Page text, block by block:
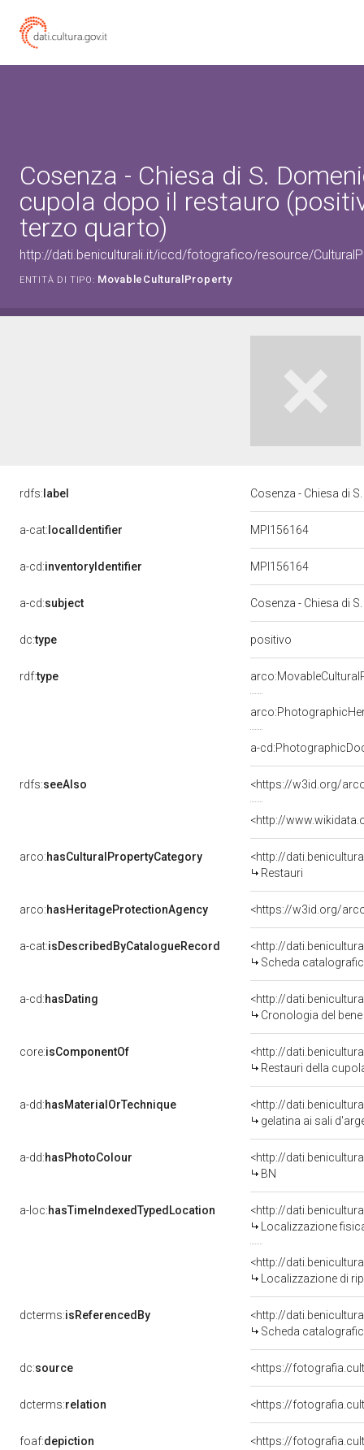
Cosenza - Chiesa di S.
cupola dopo il restauro
terzo quarto)
http://dati.beniculturali.it/iccd/fotografico/resource/
ENTITÀ DI TIPO: MovableCulturalProperty
rdfs: label Cosenza - Chiesa di
a-cat: localIdentifier MPI156164
a-cd:inventoryIdentifier MPI156164
a-cd:subject Cosenza - Chiesa di
dc:type positivo
rdf:type
a-
rdfs:seeAlso <https://w3id.org/
<http://
arco:hasCulturalPropertyCategory
<http://
Restauri
arco:hasHeritageProtectionAgency <https://w3id.org/
a-cat:isDescribedByCatalogueRecord
<http://
Scheda
a-cd:hasDating
<http://
Cronologia del
core:isComponentOf
<http://
Restauri della
a-dd:hasMaterialOrTechnique
<http://
gelatina ai sali
a-dd:hasPhotoColour
<http://
BN
a-loc:hasTimeIndexedTypedLocation
<http://
Localizzazione
<http://
Localizzazione di
dcterms:isReferencedBy
<http://
Scheda
dc:source <https://
dcterms:relation <https://
foaf:depiction